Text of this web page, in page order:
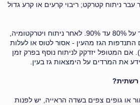
ניתוח קטרקט; ריבוי קרעים או קרע גדול
שיעור הצלחת הניתוח עומד על 80% עד 90%. לאחר ניתוח ויטרקטומיה,
התנדפות הגז מהעין - אסור לטוס או לעלות
אם המטופל יזדקק לניתוח נוסף בפרק זמן
את המרדים על הימצאות גז בעין.
רשתית?
או גופים צפים בשדה הראייה, יש לפנות